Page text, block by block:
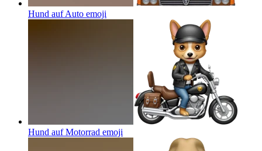
Hund auf Auto emoji
Hund auf Motorrad emoji